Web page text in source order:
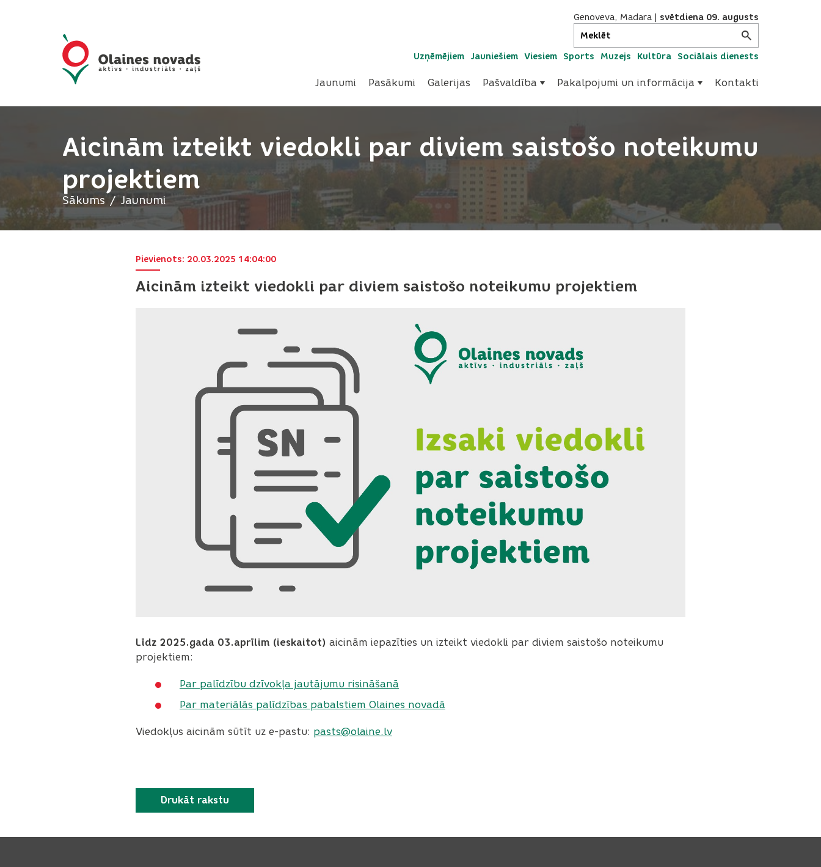
Genoveva, Madara svētdiena 09. augusts
Uzņēmējiem Jauniešiem Viesiem Sports Muzejs Kultūra Sociālais dienests
Jaunumi Pasākumi Galerijas Pašvaldība Pakalpojumi un informācija Kontakti
Aicinām izteikt viedokli par diviem saistošo noteikumu
projektiem
Sākums Jaunumi
Aicinām izteikt viedokli par diviem saistošo noteikumu projektiem
Pievienots: 20.03.2025 14:04:00
Līdz 2025.gada 03.aprīlim (ieskaitot) aicinām iepazīties un izteikt viedokli par diviem saistošo noteikumu
projektiem:
Par palīdzību dzīvokļa jautājumu risināšanā
Par materiālās palīdzības pabalstiem Olaines novadā
Viedokļus aicinām sūtīt uz e-pastu: pasts@olaine.lv
Drukāt rakstu